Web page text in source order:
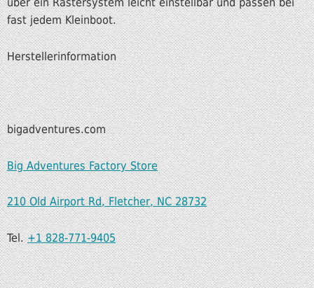
fast jedem Kleinboot.
Herstellerinformation
bigadventures.com
Big Adventures Factory Store
210 Old Airport Rd, Fletcher, NC 28732
Tel.+1 828-771-9405